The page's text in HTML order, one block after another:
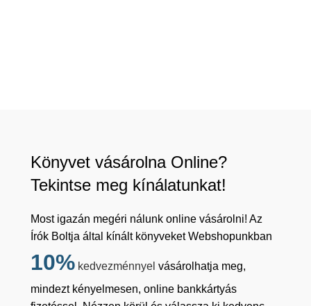
Könyvet vásárolna Online?
Tekintse meg kínálatunkat!
Most igazán megéri nálunk online vásárolni! Az
Írók Boltja által kínált könyveket Webshopunkban
10% kedvezménnyel vásárolhatja meg,
mindezt kényelmesen, online bankkártyás